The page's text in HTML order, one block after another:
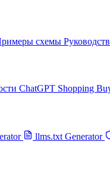
схемы
ChatGPT Shopping
llms.txt Generator